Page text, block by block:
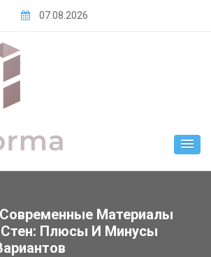
07.08.2026
Материалы
Плюсы И Минусы